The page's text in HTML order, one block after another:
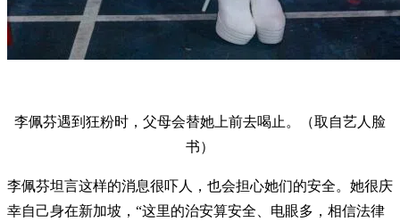
李佩芬遇到狂粉时，父母会替她上前去喝止。（取自艺人脸
书）
李佩芬坦言这样的消息很吓人，也会担心她们的安全。她很庆
幸自己身在新加坡，“这里的治安算安全、电眼多，相信法律